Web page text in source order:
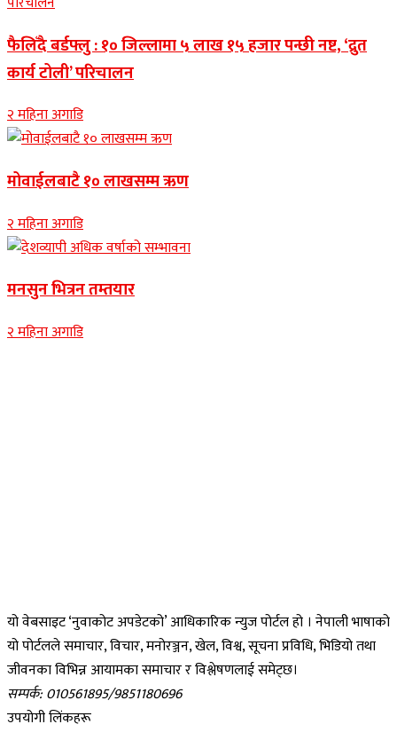
फैलिँदै बर्डफ्लु : १० जिल्लामा ५ लाख १५ हजार पन्छी नष्ट, ‘द्रुत
कार्य टोली’ परिचालन
२ महिना अगाडि
मोवाईलबाटै १० लाखसम्म ऋण
२ महिना अगाडि
मनसुन भित्रन तम्तयार
२ महिना अगाडि
यो वेबसाइट ‘नुवाकोट अपडेटको’ आधिकारिक न्युज पोर्टल हो । नेपाली भाषाको
यो पोर्टलले समाचार, विचार, मनोरञ्जन, खेल, विश्व, सूचना प्रविधि, भिडियो तथा
जीवनका विभिन्न आयामका समाचार र विश्लेषणलाई समेट्छ।
सम्पर्क: 010561895/9851180696
उपयोगी लिंकहरू